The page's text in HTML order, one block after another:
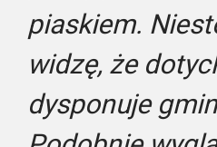
piaskiem.
widzę, że
dysponuje